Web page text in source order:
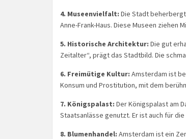
4. Museenvielfalt: Die Stadt beherbergt
Anne-Frank-Haus. Diese Museen ziehen
5. Historische Architektur: Die gut
Zeitalter“, prägt das Stadtbild. Die
6. Freimütige Kultur: Amsterdam ist
Konsum und Prostitution, mit dem
7. Königspalast: Der Königspalast am
Staatsanlässe genutzt. Er ist auch für
8. Blumenhandel: Amsterdam ist ein